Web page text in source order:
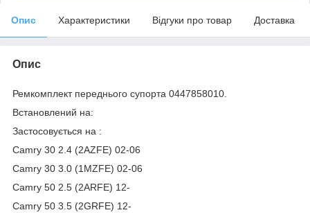
Опис Характеристики Відгуки про товар Доставка
Опис
Ремкомплект переднього супорта 0447858010.
Встановлений на:
Застосовується на :
Camry 30 2.4 (2AZFE) 02-06
Camry 30 3.0 (1MZFE) 02-06
Camry 50 2.5 (2ARFE) 12-
Camry 50 3.5 (2GRFE) 12-